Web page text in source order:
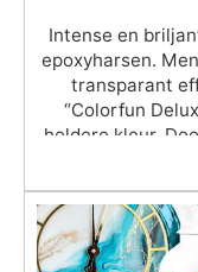
Intense en
epoxyharsen.
transparant
“Colorfun
heldere kleur.
slechts een
krijgen.
PRO-serie te
kleurpigment ten
hars varieert